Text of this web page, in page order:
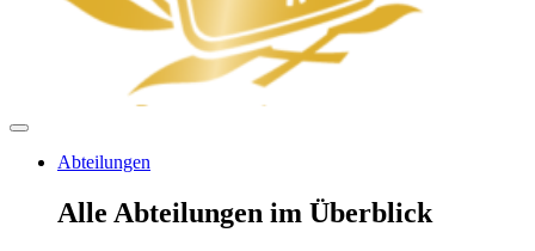
Abteilungen
Alle Abteilungen im Überblick